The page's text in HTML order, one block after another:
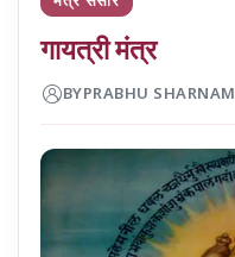
गायत्री मंत्र
BYPRABHU SHARNAM